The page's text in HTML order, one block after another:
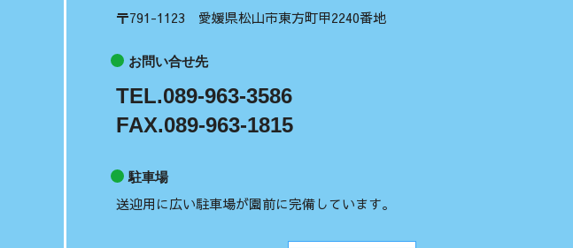
〒791-1123 愛媛県松山市東方町甲2240番地
お問い合せ先
TEL.089-963-3586
FAX.089-963-1815
駐車場
送迎用に広い駐車場が園前に完備しています。